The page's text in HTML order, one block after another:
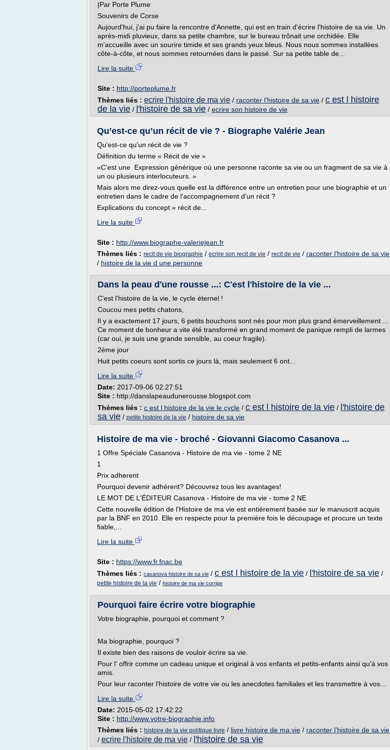
|Par Porte Plume
Souvenirs de Corse
Aujourd'hui, j'ai pu faire la rencontre d'Annette, qui est en train d'écrire l'histoire de sa vie. Un
après-midi pluvieux, dans sa petite chambre, sur le bureau trônait une orchidée. Elle
m'accueille avec un sourire timide et ses grands yeux bleus. Nous nous sommes installées
côte-à-côte, et nous sommes retournées dans le passé. Sur sa petite table de...
Lire la suite
Site : http://porteplume.fr
Thèmes liés : ecrire l'histoire de ma vie / raconter l'histoire de sa vie / c est l histoire
de la vie / l'histoire de sa vie / ecrire son histoire de vie
Qu’est-ce qu’un récit de vie ? - Biographe Valérie Jean
Qu'est-ce qu'un récit de vie ?
Définition du terme « Récit de vie »
«C'est une Expression générique où une personne raconte sa vie ou un fragment de sa vie à
un ou plusieurs interlocuteurs. »
Mais alors me direz-vous quelle est la différence entre un entretien pour une biographie et un
entretien dans le cadre de l'accompagnement d'un récit ?
Explications du concept « récit de...
Lire la suite
Site : http://www.biographe-valeriejean.fr
Thèmes liés : recit de vie biographie / ecrire son recit de vie / recit de vie / raconter l'histoire de sa vie
/ histoire de la vie d une personne
Dans la peau d'une rousse ...: C'est l'histoire de la vie ...
C'est l'histoire de la vie, le cycle éternel !
Coucou mes petits chatons,
Il y a exactement 17 jours, 6 petits bouchons sont nés pour mon plus grand émerveillement ...
Ce moment de bonheur a vite été transformé en grand moment de panique rempli de larmes
(car oui, je suis une grande sensible, au coeur fragile).
2ème jour
Huit petits coeurs sont sortis ce jours là, mais seulement 6 ont...
Lire la suite
Date: 2017-09-06 02:27:51
Site : http://danslapeaudunerousse.blogspot.com
Thèmes liés : c est l histoire de la vie le cycle / c est l histoire de la vie / l'histoire de
sa vie / petite histoire de la vie / histoire de sa vie
Histoire de ma vie - broché - Giovanni Giacomo Casanova ...
1 Offre Spéciale Casanova - Histoire de ma vie - tome 2 NE
1
Prix adherent
Pourquoi devenir adhérent? Découvrez tous les avantages!
LE MOT DE L'ÉDITEUR Casanova - Histoire de ma vie - tome 2 NE
Cette nouvelle édition de l'Histoire de ma vie est entièrement basée sur le manuscrit acquis
par la BNF en 2010. Elle en respecte pour la première fois le découpage et procure un texte
fiable,...
Lire la suite
Site : https://www.fr.fnac.be
Thèmes liés : casanova histoire de sa vie / c est l histoire de la vie / l'histoire de sa vie /
petite histoire de la vie / histoire de ma vie corrige
Pourquoi faire écrire votre biographie
Votre biographie, pourquoi et comment ?
Ma biographie, pourquoi ?
Il existe bien des raisons de vouloir écrire sa vie.
Pour l' offrir comme un cadeau unique et original à vos enfants et petits-enfants ainsi qu'à vos
amis.
Pour leur raconter l'histoire de votre vie ou les anecdotes familiales et les transmettre à vos...
Lire la suite
Date: 2015-05-02 17:42:22
Site : http://www.votre-biographie.info
Thèmes liés : histoire de la vie politique livre / livre histoire de ma vie / raconter l'histoire de sa vie
/ ecrire l'histoire de ma vie / l'histoire de sa vie